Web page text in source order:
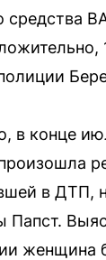
средства
в конце
в ДТП,
Папст.
женщина